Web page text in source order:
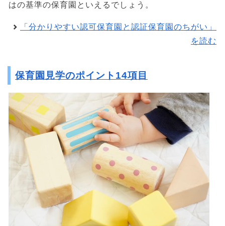
はの基準の保育園といえるでしょう。
「分かりやすい認可保育園と認証保育園のちがい」
を読む
保育園見学のポイント14項目